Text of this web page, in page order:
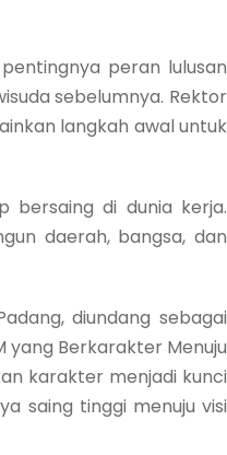
peran lulusan
sebelumnya. Rektor
langkah awal untuk
bersaing di dunia kerja.
daerah, bangsa, dan
diundang sebagai
yang Berkarakter Menuju
karakter menjadi kunci
saing tinggi menuju visi